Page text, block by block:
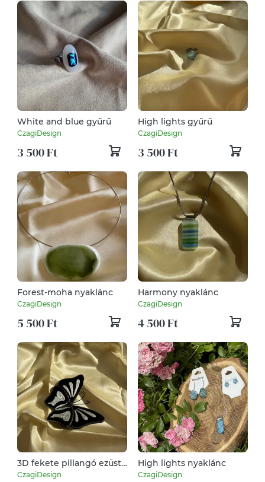
White and blue gyűrű
CzagiDesign
3 500 Ft
High lights gyűrű
CzagiDesign
3 500 Ft
Forest-moha nyaklánc
CzagiDesign
5 500 Ft
Harmony nyaklánc
CzagiDesign
4 500 Ft
3D fekete pillangó ezüst
mintával
CzagiDesign
High lights nyaklánc
CzagiDesign